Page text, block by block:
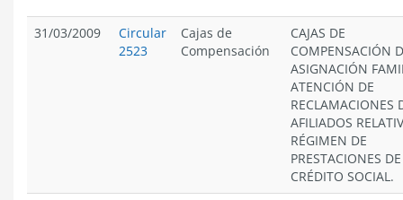
31/03/2009
Circular
2523
Cajas de
Compensación
CAJAS DE
COMPENSACIÓN
ASIGNACIÓN
ATENCIÓN DE
RECLAMACIONES
AFILIADOS
RÉGIMEN DE
PRESTACIONES DE
CRÉDITO SOCIAL.